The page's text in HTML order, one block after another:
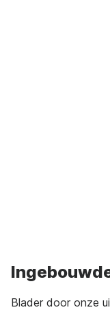
Blader door onze